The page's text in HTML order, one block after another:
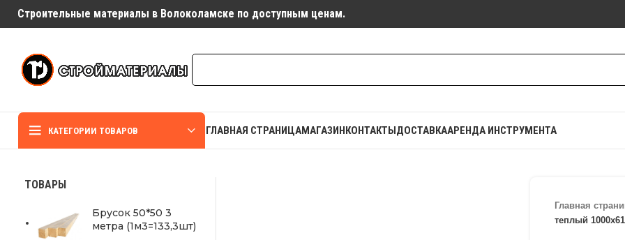
Строительные материалы в Волоколамске по доступным ценам.
КАТЕГОРИИ ТОВАРОВ ГЛАВНАЯ СТРАНИЦАМАГАЗИНКОНТАКТЫДОСТАВКААРЕНДА ИНСТРУМЕНТА
Главная
теплый
ТОВАРЫ
Брусок 50*50 3
метра (1м3=133,3шт)